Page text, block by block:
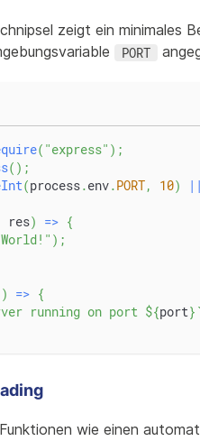
zeigt ein minimales
PORT
( "express" ) ;
( ) ;
(process.env.PORT, 10) ||
res) => {
) ;
) => {
running on port ${port} `
wie einen